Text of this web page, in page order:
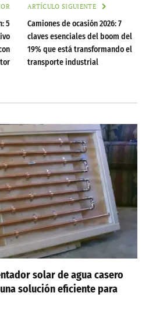
5
ARTÍCULO SIGUIENTE
Camiones de ocasión 2026: 7
claves esenciales del boom del
19% que está transformando el
transporte industrial
solar de agua casero
solución eficiente para